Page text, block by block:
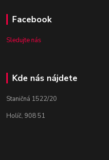
Facebook
Sledujte nás
Kde nás nájdete
Staničná 1522/20
Holíč, 908 51